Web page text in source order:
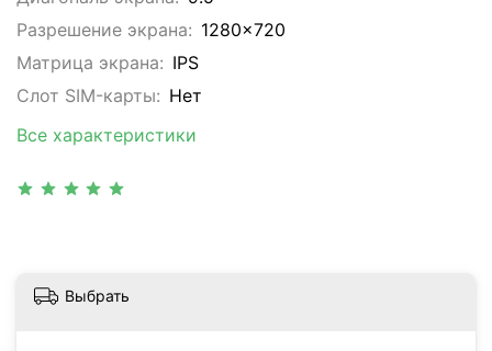
Разрешение экрана: 1280x720
Матрица экрана: IPS
Слот SIM-карты: Нет
Все характеристики
Выбрать